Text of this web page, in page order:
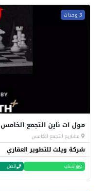
3 وحدات
مول ات ناين التجمع الخامس Mall At Nine T New Cairo
مشاريع التجمع الخامس
شركة ويلث للتطوير العقاري
واتساب اتصل